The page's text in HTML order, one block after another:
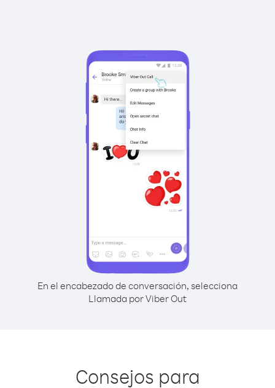
En el encabezado de conversación, selecciona
Llamada por Viber Out
Consejos para